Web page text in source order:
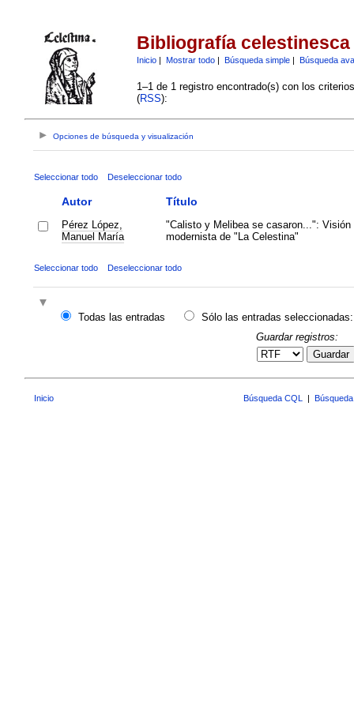
Bibliografía celestinesca
Inicio| Mostrar todo| Búsqueda simple| Búsqueda
1–1 de 1 registro encontrado(s) con los
(RSS):
Opciones de búsqueda y visualización
Seleccionar todo Deseleccionar todo
Autor Título
Pérez López,
Manuel María
"Calisto y Melibea se casaron...": Visión
modernista de "La Celestina"
Seleccionar todo Deseleccionar todo
Todas las entradas
Sólo las entradas seleccionadas:
Guardar registros:
Guardar
Inicio Búsqueda CQL